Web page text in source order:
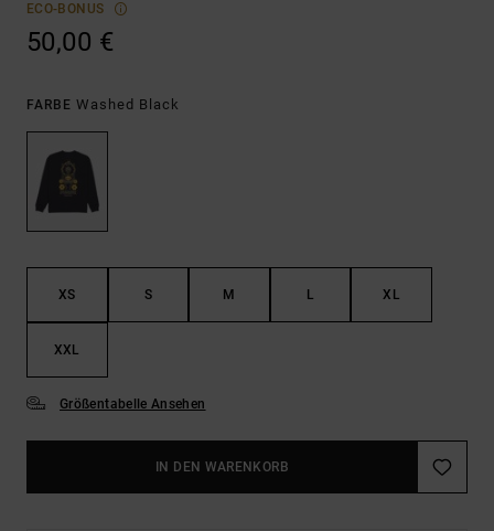
ECO-BONUS
50,00 €
FARBE Washed Black
XS S M L XL
XXL
Größentabelle Ansehen
IN DEN WARENKORB